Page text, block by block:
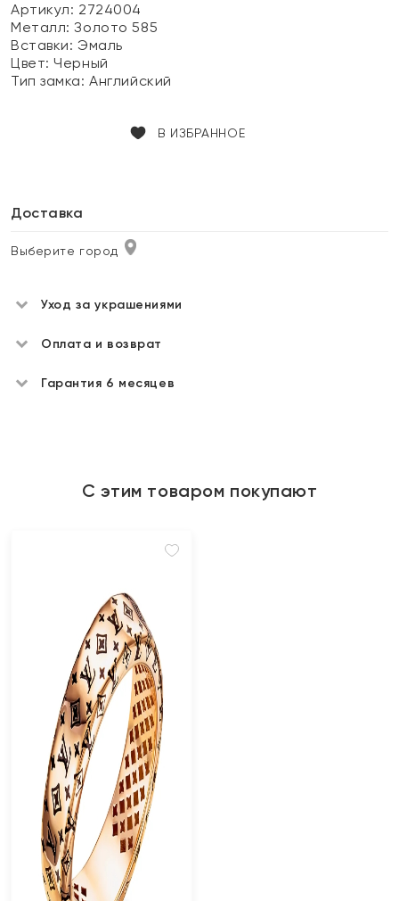
Артикул: 2724004
Металл:Золото 585
Вставки:Эмаль
Цвет:Черный
Тип замка:Английский
В ИЗБРАННОЕ
Доставка
Выберите город
Уход за украшениями
Оплата и возврат
Гарантия 6 месяцев
С этим товаром покупают